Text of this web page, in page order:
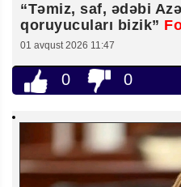
“Təmiz, saf, ədəbi
qoruyucuları bizik”
01 avqust 2026 11:47
0 0